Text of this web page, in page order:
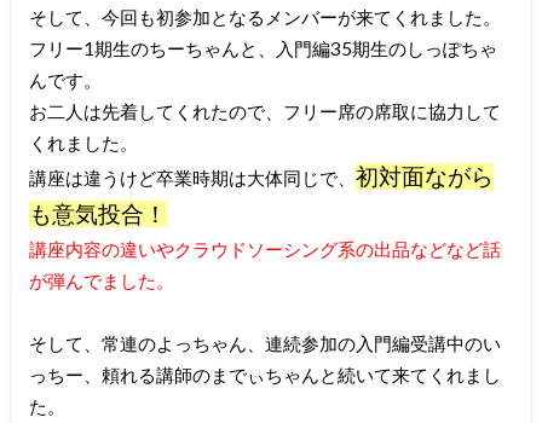
そして、今回も初参加となるメンバーが来てくれました。
フリー1期生のちーちゃんと、入門編35期生のしっぽちゃ
んです。
お二人は先着してくれたので、フリー席の席取に協力して
くれました。
講座は違うけど卒業時期は大体同じで、 初対面ながら
も意気投合！
講座内容の違いやクラウドソーシング系の出品などなど話
が弾んでました。
そして、常連のよっちゃん、連続参加の入門編受講中のい
っちー、頼れる講師のまでぃちゃんと続いて来てくれまし
た。